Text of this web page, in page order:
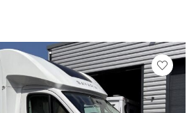
Veuillez
vous